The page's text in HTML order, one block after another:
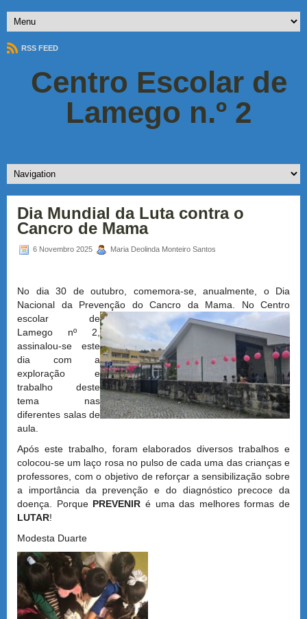
RSS FEED
Centro Escolar de
Lamego n.º 2
Dia Mundial da Luta contra o
Cancro de Mama
6 Novembro 2025 Maria Deolinda Monteiro Santos
No dia 30 de outubro, comemora-se, anualmente, o Dia
Nacional da Prevenção do Cancro da Mama. No Centro
escolar de
Lamego nº 2,
assinalou-se este
dia com a
exploração e
trabalho deste
tema nas
diferentes salas de
aula.
Após este trabalho, foram elaborados diversos trabalhos e
colocou-se um laço rosa no pulso de cada uma das crianças e
professores, com o objetivo de reforçar a sensibilização sobre
a importância da prevenção e do diagnóstico precoce da
doença. Porque PREVENIR é uma das melhores formas de
LUTAR!
Modesta Duarte